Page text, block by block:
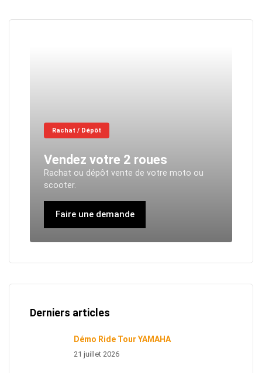
Rachat / Dépôt
Vendez votre 2 roues
Rachat ou dépôt vente de votre moto ou
scooter.
Faire une demande
Derniers articles
Démo Ride Tour YAMAHA
21 juillet 2026